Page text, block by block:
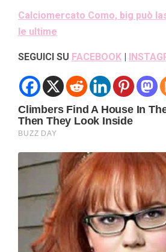
Calciomercato Como, big può
le ultime
SEGUICI SU FACEBOOK